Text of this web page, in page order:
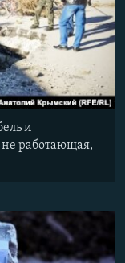
и
не работающая,